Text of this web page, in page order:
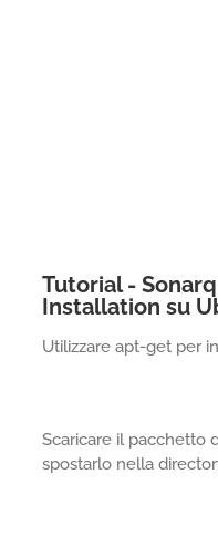
Tutorial -
Installation su
Utilizzare apt-get per
Scaricare il pacchetto
spostarlo nella